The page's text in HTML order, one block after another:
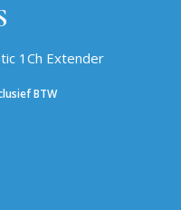
1Ch Extender
BTW